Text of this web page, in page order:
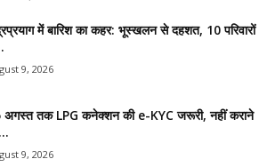
में बारिश का कहर: भूस्खलन से दहशत, 10 परिवारों
9, 2026
अगस्त तक LPG कनेक्शन की e-KYC जरूरी, नहीं कराने
9, 2026